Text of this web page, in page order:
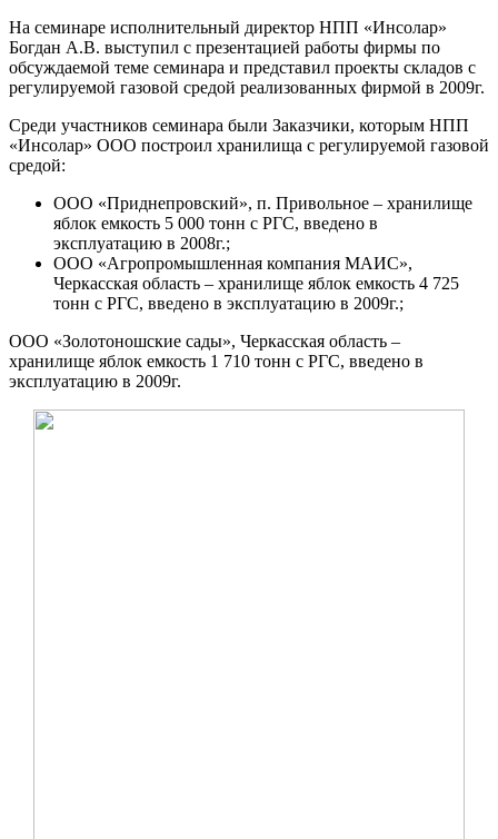
На семинаре исполнительный директор НПП «Инсолар»
Богдан А.В. выступил с презентацией работы фирмы по
обсуждаемой теме семинара и представил проекты складов с
регулируемой газовой средой реализованных фирмой в 2009г.
Среди участников семинара были Заказчики, которым НПП
«Инсолар» ООО построил хранилища с регулируемой газовой
средой:
ООО «Приднепровский», п. Привольное – хранилище
яблок емкость 5 000 тонн с РГС, введено в
эксплуатацию в 2008г.;
ООО «Агропромышленная компания МАИС»,
Черкасская область – хранилище яблок емкость 4 725
тонн с РГС, введено в эксплуатацию в 2009г.;
ООО «Золотоношские сады», Черкасская область –
хранилище яблок емкость 1 710 тонн с РГС, введено в
эксплуатацию в 2009г.